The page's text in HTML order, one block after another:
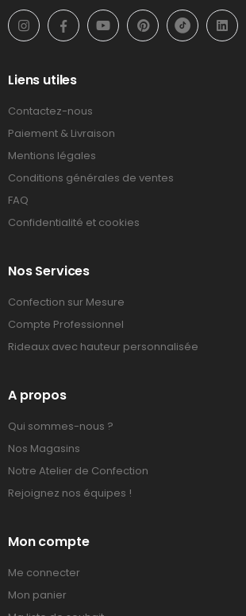
Liens utiles
Contactez-nous
Paiement & Livraison
Mentions légales
Conditions générales de ventes
FAQ
Confidentialité et cookies
Nos Services
Confection sur Mesure
Compte Professionnel
Rideaux avec hauteur personnalisée
A propos
Qui sommes-nous ?
Nos Magasins
Notre Atelier de Confection
Rejoignez nos équipes !
Mon compte
Me connecter
Mon panier